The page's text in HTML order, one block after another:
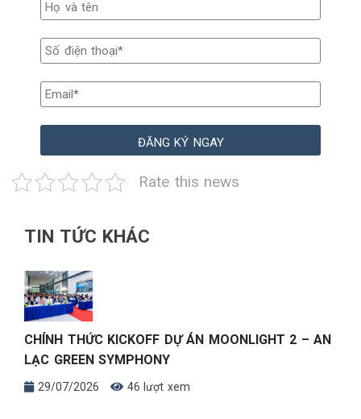
Rate this news
TIN TỨC KHÁC
CHÍNH THỨC KICKOFF DỰ ÁN MOONLIGHT 2 – AN
LẠC GREEN SYMPHONY
29/07/2026 46 lượt xem